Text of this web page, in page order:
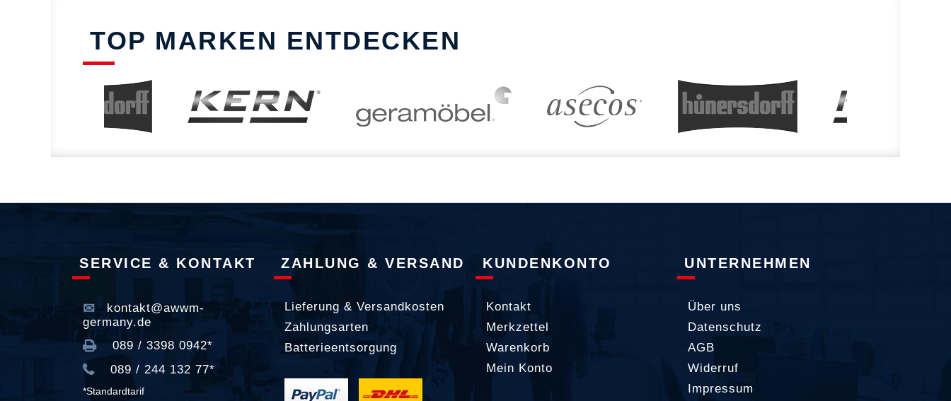
TOP MARKEN ENTDECKEN
SERVICE & KONTAKT
kontakt@awwm-
germany.de
089 / 3398 0942*
089 / 244 132 77*
*Standardtarif
ZAHLUNG & VERSAND
Lieferung & Versandkosten
Zahlungsarten
Batterieentsorgung
KUNDENKONTO
Kontakt
Merkzettel
Warenkorb
Mein Konto
UNTERNEHMEN
Über uns
Datenschutz
AGB
Widerruf
Impressum